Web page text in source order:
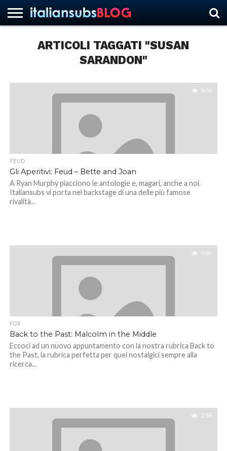
ARTICOLI TAGGATI "SUSAN
SARANDON"
8.0K
FEUD
Gli Aperitivi: Feud – Bette and Joan
A Ryan Murphy piacciono le antologie e, magari, anche a noi.
Italiansubs vi porta nel backstage di una delle più famose
rivalità...
6.6K
FOX
Back to the Past: Malcolm in the Middle
Eccoci ad un nuovo appuntamento con la nostra rubrica Back to
the Past, la rubrica perfetta per quei nostalgici sempre alla
ricerca...
2.3K